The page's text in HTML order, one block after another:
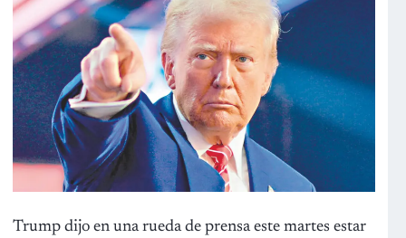
Trump dijo en una rueda de prensa este martes estar